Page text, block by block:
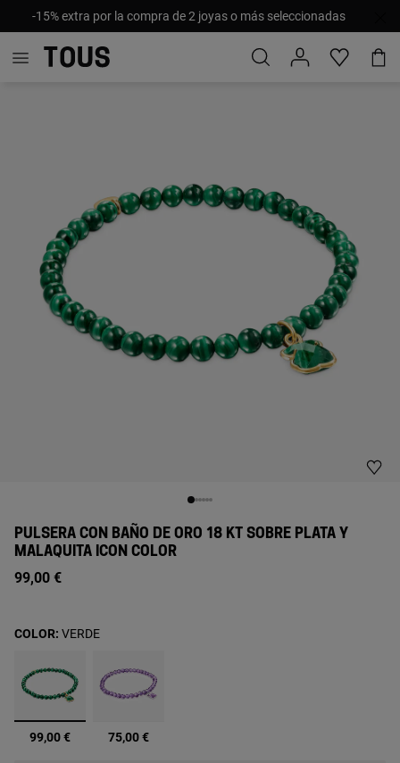
-15% extra por la compra de 2 joyas o más seleccionadas
PULSERA CON BAÑO DE ORO 18 KT SOBRE PLATA Y
MALAQUITA ICON COLOR
99,00 €
seleccionado
99,00 € 75,00 €
COLOR: VERDE